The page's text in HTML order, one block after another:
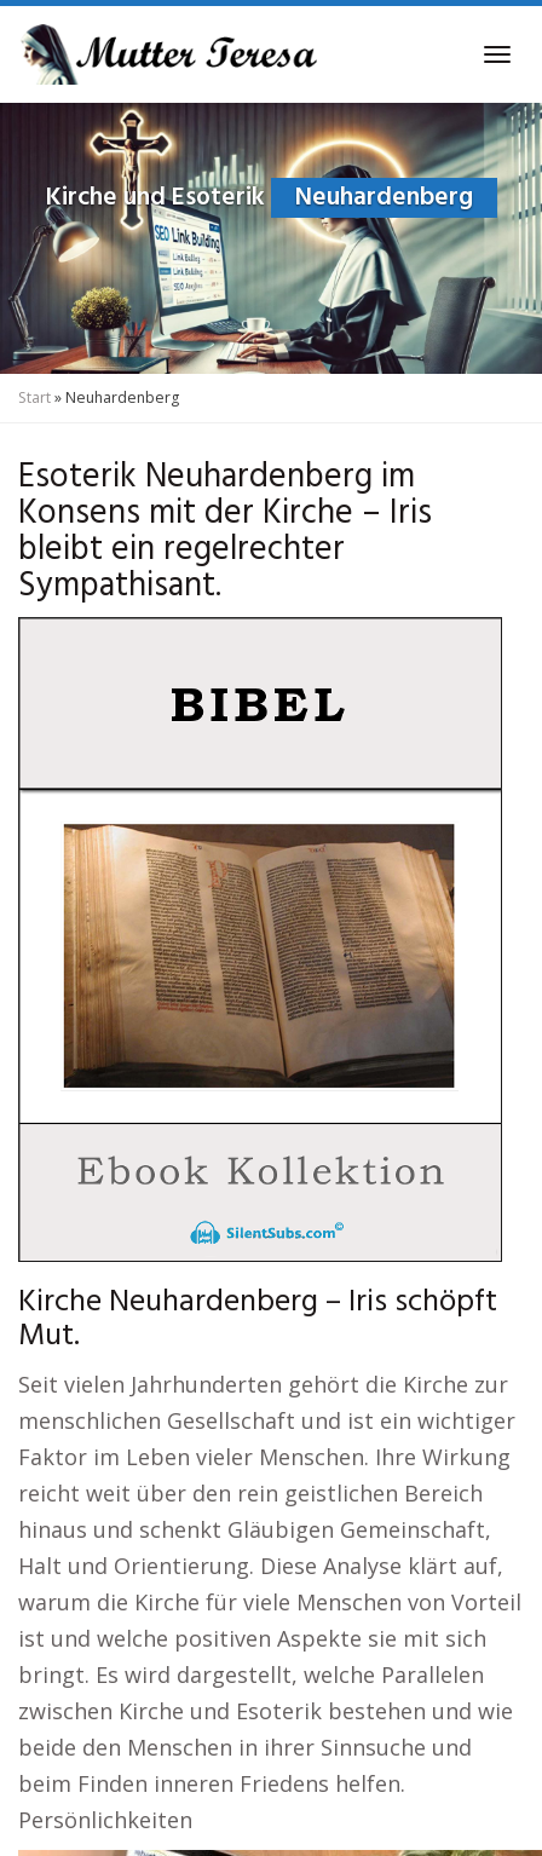
Skip
main
Kirche und Esoterik Neuhardenberg
Start» Neuhardenberg
Esoterik Neuhardenberg im
Konsens mit der Kirche – Iris
bleibt ein regelrechter
Sympathisant.
Kirche Neuhardenberg – Iris schöpft
Mut.
Seit vielen Jahrhunderten gehört die Kirche zur
menschlichen Gesellschaft und ist ein wichtiger
Faktor im Leben vieler Menschen. Ihre Wirkung
reicht weit über den rein geistlichen Bereich
hinaus und schenkt Gläubigen Gemeinschaft,
Halt und Orientierung. Diese Analyse klärt auf,
warum die Kirche für viele Menschen von Vorteil
ist und welche positiven Aspekte sie mit sich
bringt. Es wird dargestellt, welche Parallelen
zwischen Kirche und Esoterik bestehen und wie
beide den Menschen in ihrer Sinnsuche und
beim Finden inneren Friedens helfen.
Persönlichkeiten